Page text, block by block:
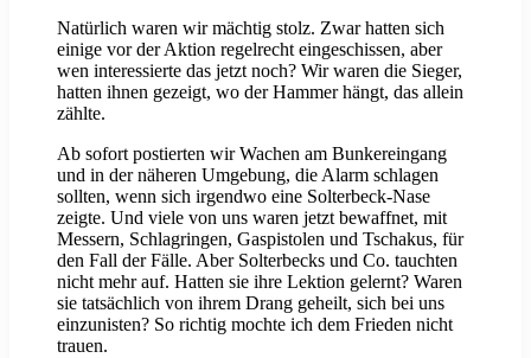
Natürlich waren wir mächtig stolz. Zwar hatten sich
einige vor der Aktion regelrecht eingeschissen, aber
wen interessierte das jetzt noch? Wir waren die Sieger,
hatten ihnen gezeigt, wo der Hammer hängt, das allein
zählte.
Ab sofort postierten wir Wachen am Bunkereingang
und in der näheren Umgebung, die Alarm schlagen
sollten, wenn sich irgendwo eine Solterbeck-Nase
zeigte. Und viele von uns waren jetzt bewaffnet, mit
Messern, Schlagringen, Gaspistolen und Tschakus, für
den Fall der Fälle. Aber Solterbecks und Co. tauchten
nicht mehr auf. Hatten sie ihre Lektion gelernt? Waren
sie tatsächlich von ihrem Drang geheilt, sich bei uns
einzunisten? So richtig mochte ich dem Frieden nicht
trauen.